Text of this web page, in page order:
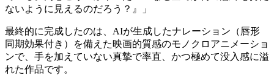
ないように見えるのだろう？』」
最終的に完成したのは、AIが生成したナレーション（唇形
同期効果付き）を備えた映画的質感のモノクロアニメーショ
ンで、手を加えていない真摯で率直、かつ極めて没入感に溢
れた作品です。